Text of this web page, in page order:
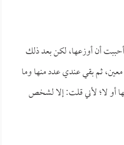
أن أوزعها، لكن بعد ذلك
ثم بقي عندي عدد منها وما
أو لا؛ لأني قلت: إلا لشخص